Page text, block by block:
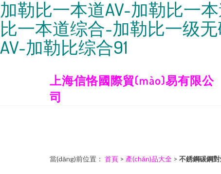
加勒比一本道AV-加勒比一
比一本道综合-加勒比一级
AV-加勒比综合91
上海信恪國際貿(mào)易有限公
司
當(dāng)前位置： 首頁 > 產(chǎn)品大全 > 不銹鋼碳鋼